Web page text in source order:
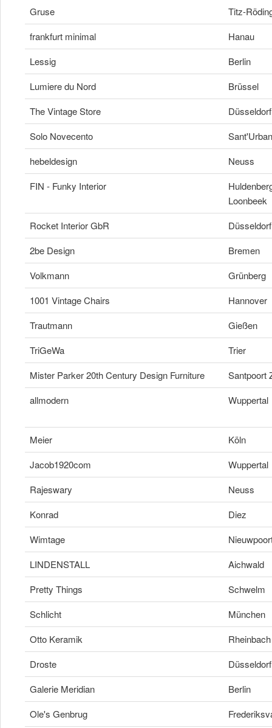
Gruse
Titz-
frankfurt minimal
Hanau
Lessig
Berlin
Lumiere du Nord
Brüssel
The Vintage Store
Düsseldorf
Solo Novecento
hebeldesign
Neuss
FIN - Funky Interior
Loonbeek
Rocket Interior GbR
Düsseldorf
2be Design
Bremen
Volkmann
Grünberg
1001 Vintage Chairs
Hannover
Trautmann
Gießen
TriGeWa
Trier
Mister Parker 20th Century Design Furniture
Santpoort
allmodern
Wuppertal
Meier
Köln
Jacob1920com
Wuppertal
Rajeswary
Neuss
Konrad
Diez
Wimtage
LINDENSTALL
Aichwald
Pretty Things
Schwelm
Schlicht
München
Otto Keramik
Rheinbach
Droste
Düsseldorf
Galerie Meridian
Berlin
Ole's Genbrug